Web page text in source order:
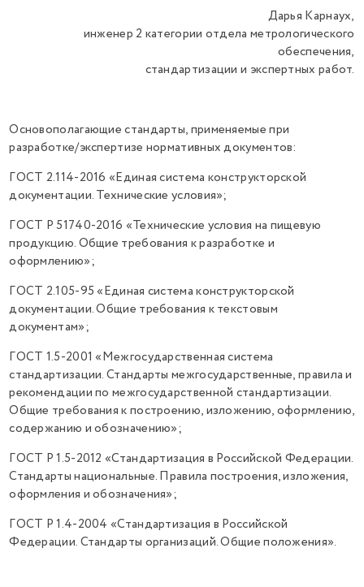
Дарья Карнаух,
инженер 2 категории отдела метрологического
обеспечения,
стандартизации и экспертных работ.
Основополагающие стандарты, применяемые при
разработке/экспертизе нормативных документов:
ГОСТ 2.114-2016 «Единая система конструкторской
документации. Технические условия»;
ГОСТ Р 51740-2016 «Технические условия на пищевую
продукцию. Общие требования к разработке и
оформлению»;
ГОСТ 2.105-95 «Единая система конструкторской
документации. Общие требования к текстовым
документам»;
ГОСТ 1.5-2001 «Межгосударственная система
стандартизации. Стандарты межгосударственные, правила и
рекомендации по межгосударственной стандартизации.
Общие требования к построению, изложению, оформлению,
содержанию и обозначению»;
ГОСТ Р 1.5-2012 «Стандартизация в Российской Федерации.
Стандарты национальные. Правила построения, изложения,
оформления и обозначения»;
ГОСТ Р 1.4-2004 «Стандартизация в Российской
Федерации. Стандарты организаций. Общие положения».